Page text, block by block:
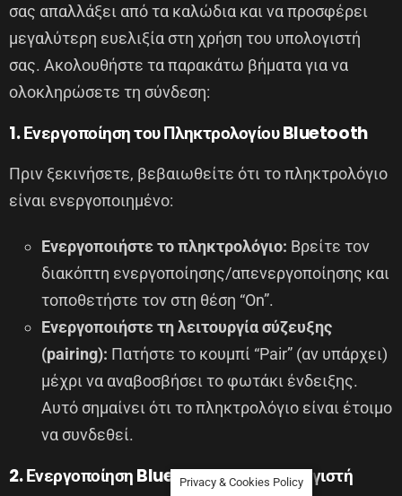
σας απαλλάξει από τα καλώδια και να προσφέρει
μεγαλύτερη ευελιξία στη χρήση του υπολογιστή
σας. Ακολουθήστε τα παρακάτω βήματα για να
ολοκληρώσετε τη σύνδεση:
1. Ενεργοποίηση του Πληκτρολογίου Bluetooth
Πριν ξεκινήσετε, βεβαιωθείτε ότι το πληκτρολόγιο
είναι ενεργοποιημένο:
Ενεργοποιήστε το πληκτρολόγιο: Βρείτε τον
διακόπτη ενεργοποίησης/απενεργοποίησης και
τοποθετήστε τον στη θέση “On”.
Ενεργοποιήστε τη λειτουργία σύζευξης
(pairing): Πατήστε το κουμπί “Pair” (αν υπάρχει)
μέχρι να αναβοσβήσει το φωτάκι ένδειξης.
Αυτό σημαίνει ότι το πληκτρολόγιο είναι έτοιμο
να συνδεθεί.
2. Ενεργοποίηση Bluetooth στον Υπολογιστή
Privacy & Cookies Policy